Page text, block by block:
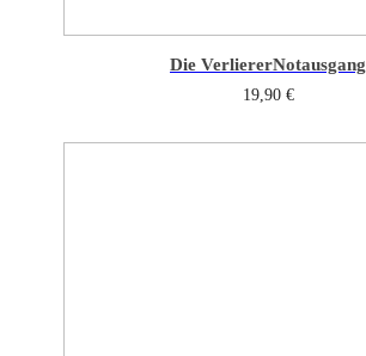
Die VerliererNotausgang
19,90 €